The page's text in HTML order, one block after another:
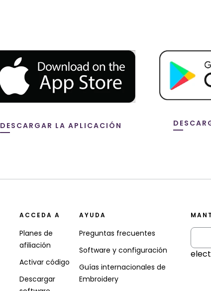
DESCARGAR LA APLICACIÓN
ACCEDA A
Planes de
afiliación
Activar código
Descargar
AYUDA
Preguntas frecuentes
Software y configuración
Guías internacionales de
Embroidery